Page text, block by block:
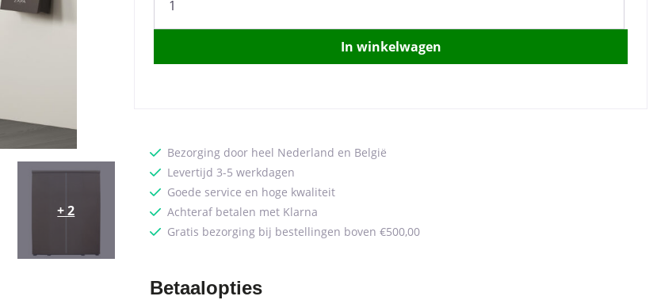
+ 2
'Mike'
4
Wit
In winkelwagen
Bezorging door heel Nederland en België
Levertijd 3-5 werkdagen
Goede service en hoge kwaliteit
Achteraf betalen met Klarna
Gratis bezorging bij bestellingen boven €500,00
Betaalopties